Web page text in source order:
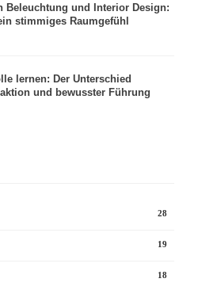
Beleuchtung und Interior Design:
stimmiges Raumgefühl
lernen: Der Unterschied
und bewusster Führung
28
19
18